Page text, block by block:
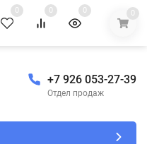
0 0 0 0
+7 926 053-27-39
Отдел продаж